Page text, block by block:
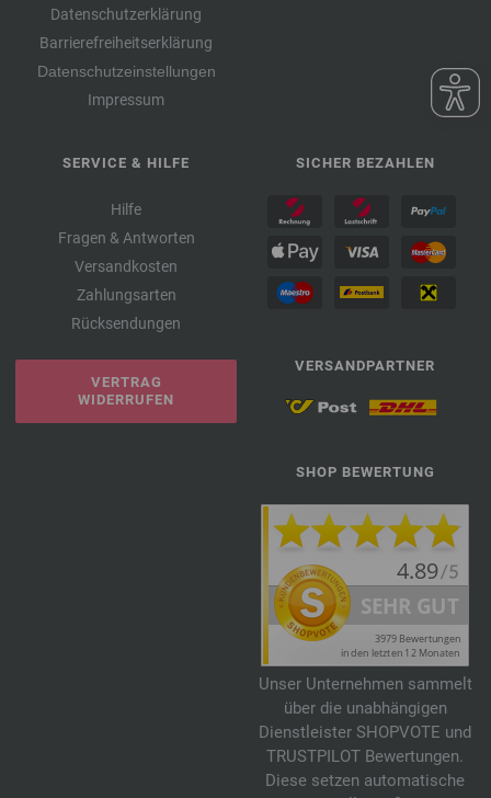
Datenschutzerklärung
Barrierefreiheitserklärung
Datenschutzeinstellungen
Impressum
SERVICE & HILFE
Hilfe
Fragen & Antworten
Versandkosten
Zahlungsarten
Rücksendungen
VERTRAG
WIDERRUFEN
SICHER BEZAHLEN
VERSANDPARTNER
SHOP BEWERTUNG
Unser Unternehmen sammelt
über die unabhängigen
Dienstleister SHOPVOTE und
TRUSTPILOT Bewertungen.
Diese setzen automatische